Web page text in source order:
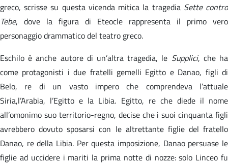
greco, scrisse su questa vicenda mitica la tragedia Sette contro
Tebe, dove la figura di Eteocle rappresenta il primo vero
personaggio drammatico del teatro greco.
Eschilo è anche autore di un’altra tragedia, le Supplici, che ha
come protagonisti i due fratelli gemelli Egitto e Danao, figli di
Belo, re di un vasto impero che comprendeva l’attuale
Siria,l’Arabia, l’Egitto e la Libia. Egitto, re che diede il nome
all’omonimo suo territorio-regno, decise che i suoi cinquanta figli
avrebbero dovuto sposarsi con le altrettante figlie del fratello
Danao, re della Libia. Per questa imposizione, Danao persuase le
figlie ad uccidere i mariti la prima notte di nozze: solo Linceo fu